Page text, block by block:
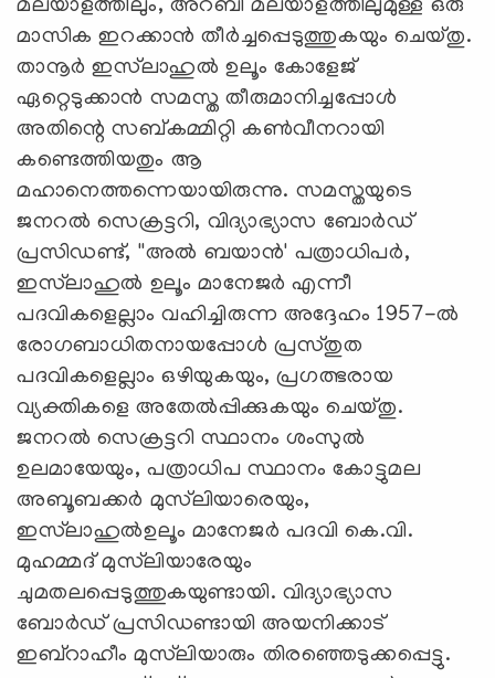
മലയാളത്തിലും, അറബി മലയാളത്തിലുമുള്ള ഒരു
മാസിക ഇറക്കാന്‍ തീര്‍ച്ചപ്പെടുത്തുകയും ചെയ്തു.
താനൂര്‍ ഇസ്‌ലാഹുല്‍ ഉലൂം കോളേജ്
ഏറ്റെടുക്കാന്‍ സമസ്ത തീരുമാനിച്ചപ്പോള്‍
അതിന്റെ സബ്കമ്മിറ്റി കണ്‍വീനറായി
കണ്ടെത്തിയതും ആ
മഹാനെത്തന്നെയായിരുന്നു. സമസ്തയുടെ
ജനറല്‍ സെക്രട്ടറി, വിദ്യാഭ്യാസ ബോര്‍ഡ്
പ്രസിഡണ്ട്, ''അല്‍ ബയാന്‍' പത്രാധിപര്‍,
ഇസ്‌ലാഹുല്‍ ഉലൂം മാനേജര്‍ എന്നീ
പദവികളെല്ലാം വഹിച്ചിരുന്ന അദ്ദേഹം 1957-ല്‍
രോഗബാധിതനായപ്പോള്‍ പ്രസ്തുത
പദവികളെല്ലാം ഒഴിയുകയും, പ്രഗത്ഭരായ
വ്യക്തികളെ അതേല്‍പ്പിക്കുകയും ചെയ്തു.
ജനറല്‍ സെക്രട്ടറി സ്ഥാനം ശംസുല്‍
ഉലമായേയും, പത്രാധിപ സ്ഥാനം കോട്ടുമല
അബൂബക്കര്‍ മുസ്‌ലിയാരെയും,
ഇസ്‌ലാഹുല്‍ഉലൂം മാനേജര്‍ പദവി കെ.വി.
മുഹമ്മദ് മുസ്‌ലിയാരേയും
ചുമതലപ്പെടുത്തുകയുണ്ടായി. വിദ്യാഭ്യാസ
ബോര്‍ഡ് പ്രസിഡണ്ടായി അയനിക്കാട്
ഇബ്‌റാഹീം മുസ്‌ലിയാരും തിരഞ്ഞെടുക്കപ്പെട്ടു.